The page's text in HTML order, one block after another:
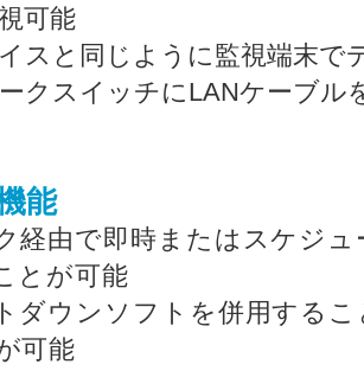
可能
スと同じように監視端末で
クスイッチにLANケーブ
能
経由で即時またはスケジ
とが可能
ダウンソフトを併用する
可能